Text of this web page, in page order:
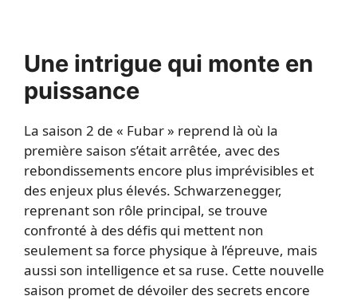
Une intrigue qui monte en
puissance
La saison 2 de « Fubar » reprend là où la
première saison s’était arrêtée, avec des
rebondissements encore plus imprévisibles et
des enjeux plus élevés. Schwarzenegger,
reprenant son rôle principal, se trouve
confronté à des défis qui mettent non
seulement sa force physique à l’épreuve, mais
aussi son intelligence et sa ruse. Cette nouvelle
saison promet de dévoiler des secrets encore